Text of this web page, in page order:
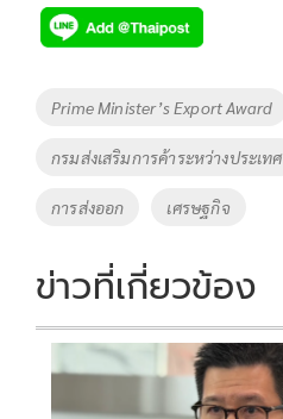
e
b
o
o
k
tt
er
p
y
Li
k
Tags
Prime Minister’s Export Award
กรมส่งเสริมการค้าระหว่างประเทศ
การส่งออก เศรษฐกิจ
ข่าวที่เกี่ยวข้อง